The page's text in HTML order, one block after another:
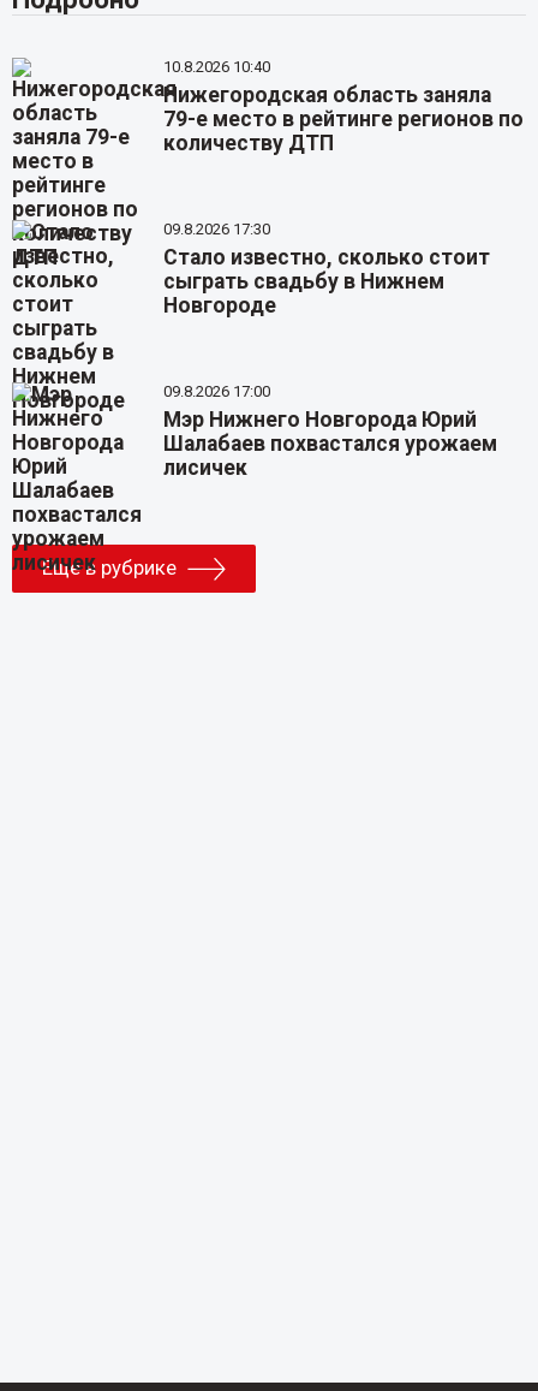
10.8.2026 10:40
Нижегородская область заняла
79-е место в рейтинге регионов по
количеству ДТП
09.8.2026 17:30
Стало известно, сколько стоит
сыграть свадьбу в Нижнем
Новгороде
09.8.2026 17:00
Мэр Нижнего Новгорода Юрий
Шалабаев похвастался урожаем
лисичек
Еще в рубрике